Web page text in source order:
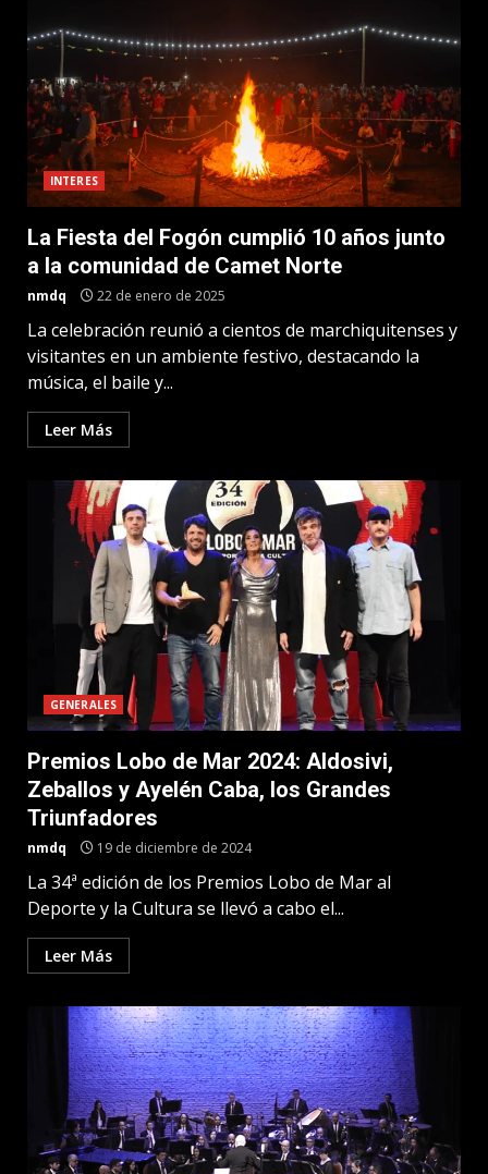
INTERES
La Fiesta del Fogón cumplió 10 años junto
a la comunidad de Camet Norte
nmdq 22 de enero de 2025
La celebración reunió a cientos de marchiquitenses y
visitantes en un ambiente festivo, destacando la
música, el baile y...
Leer Más
GENERALES
Premios Lobo de Mar 2024: Aldosivi,
Zeballos y Ayelén Caba, los Grandes
Triunfadores
nmdq 19 de diciembre de 2024
La 34ª edición de los Premios Lobo de Mar al
Deporte y la Cultura se llevó a cabo el...
Leer Más